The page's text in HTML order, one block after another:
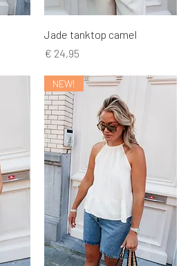
Jade tanktop camel
Prijs
€ 24,95
NEW!